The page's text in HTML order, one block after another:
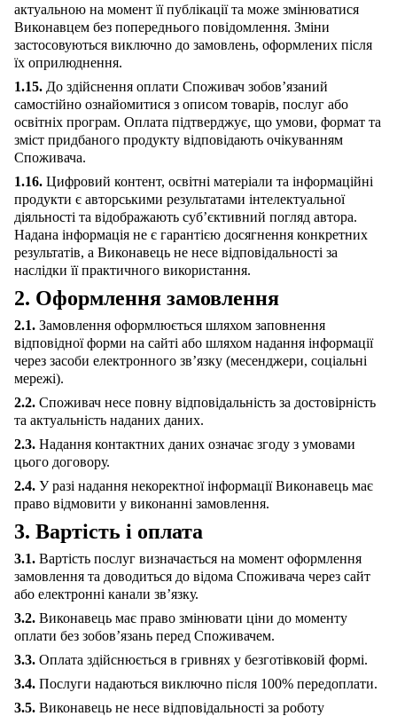
актуальною на момент її публікації та може змінюватися
Виконавцем без попереднього повідомлення. Зміни
застосовуються виключно до замовлень, оформлених після
їх оприлюднення.
1.15. До здійснення оплати Споживач зобов’язаний
самостійно ознайомитися з описом товарів, послуг або
освітніх програм. Оплата підтверджує, що умови, формат та
зміст придбаного продукту відповідають очікуванням
Споживача.
1.16. Цифровий контент, освітні матеріали та інформаційні
продукти є авторськими результатами інтелектуальної
діяльності та відображають суб’єктивний погляд автора.
Надана інформація не є гарантією досягнення конкретних
результатів, а Виконавець не несе відповідальності за
наслідки її практичного використання.
2. Оформлення замовлення
2.1. Замовлення оформлюється шляхом заповнення
відповідної форми на сайті або шляхом надання інформації
через засоби електронного зв’язку (месенджери, соціальні
мережі).
2.2. Споживач несе повну відповідальність за достовірність
та актуальність наданих даних.
2.3. Надання контактних даних означає згоду з умовами
цього договору.
2.4. У разі надання некоректної інформації Виконавець має
право відмовити у виконанні замовлення.
3. Вартість і оплата
3.1. Вартість послуг визначається на момент оформлення
замовлення та доводиться до відома Споживача через сайт
або електронні канали зв’язку.
3.2. Виконавець має право змінювати ціни до моменту
оплати без зобов’язань перед Споживачем.
3.3. Оплата здійснюється в гривнях у безготівковій формі.
3.4. Послуги надаються виключно після 100% передоплати.
3.5. Виконавець не несе відповідальності за роботу